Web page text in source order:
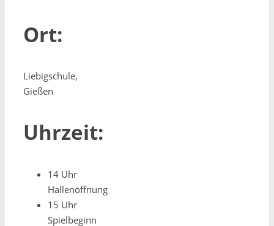
Ort:
Liebigschule,
Gießen
Uhrzeit:
14 Uhr
Hallenöffnung
15 Uhr
Spielbeginn